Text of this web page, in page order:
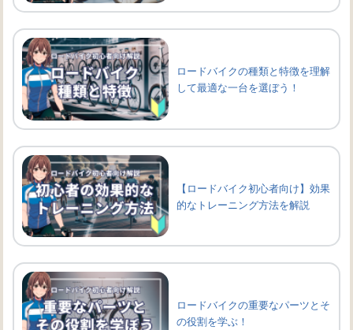
ロードバイクの種類と特徴を理解
して最適な一台を選ぼう！
【ロードバイク初心者向け】効果
的なトレーニング方法を解説
ロードバイクの重要なパーツとそ
の役割を学ぶ！